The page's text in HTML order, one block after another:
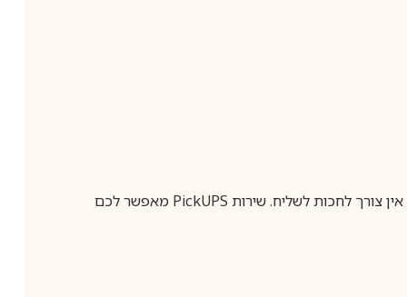
צורך לחכות לשליח. שירות PickUPS מאפשר לכם